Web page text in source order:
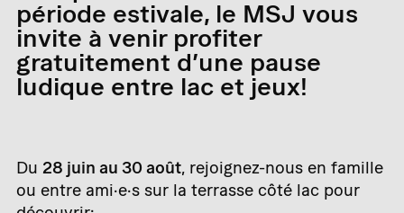
période estivale, le MSJ vous
invite à venir profiter
gratuitement d’une pause
ludique entre lac et jeux!
Du 28 juin au 30 août, rejoignez-nous en famille
ou entre ami·e·s sur la terrasse côté lac pour